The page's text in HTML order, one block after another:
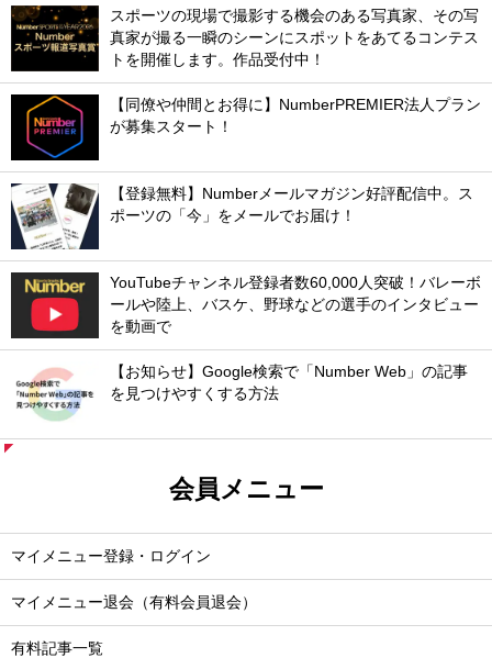
スポーツの現場で撮影する機会のある写真家、その写
真家が撮る一瞬のシーンにスポットをあてるコンテス
トを開催します。作品受付中！
【同僚や仲間とお得に】NumberPREMIER法人プラン
が募集スタート！
【登録無料】Numberメールマガジン好評配信中。ス
ポーツの「今」をメールでお届け！
YouTubeチャンネル登録者数60,000人突破！バレーボ
ールや陸上、バスケ、野球などの選手のインタビュー
を動画で
【お知らせ】Google検索で「Number Web」の記事
を見つけやすくする方法
会員メニュー
マイメニュー登録・ログイン
マイメニュー退会（有料会員退会）
有料記事一覧